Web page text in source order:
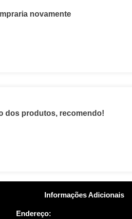
novamente
dos produtos, recomendo!
Informações Adicionais
Endereço: